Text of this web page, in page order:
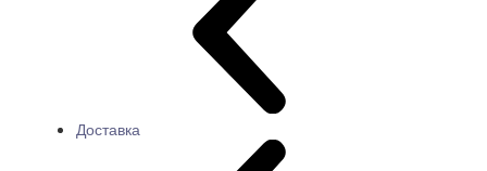
Доставка